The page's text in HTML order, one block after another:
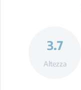
3.7
Altezza